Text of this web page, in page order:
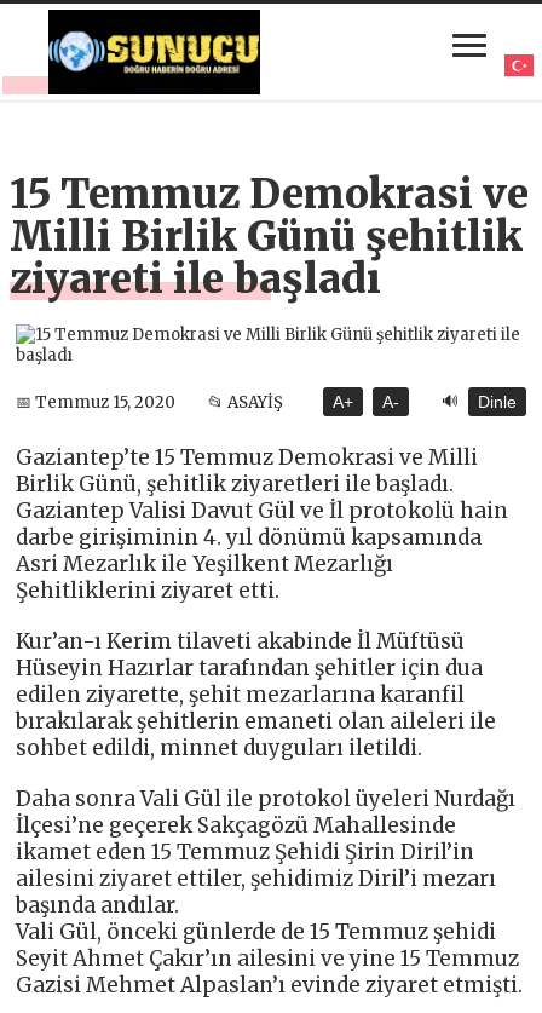
15 Temmuz Demokrasi ve
Milli Birlik Günü şehitlik
ziyareti ile başladı
📅 Temmuz 15, 2020 📂 ASAYİŞ A+ A- 🔊 Dinle
Gaziantep’te 15 Temmuz Demokrasi ve Milli
Birlik Günü, şehitlik ziyaretleri ile başladı.
Gaziantep Valisi Davut Gül ve İl protokolü hain
darbe girişiminin 4. yıl dönümü kapsamında
Asri Mezarlık ile Yeşilkent Mezarlığı
Şehitliklerini ziyaret etti.
Kur’an-ı Kerim tilaveti akabinde İl Müftüsü
Hüseyin Hazırlar tarafından şehitler için dua
edilen ziyarette, şehit mezarlarına karanfil
bırakılarak şehitlerin emaneti olan aileleri ile
sohbet edildi, minnet duyguları iletildi.
Daha sonra Vali Gül ile protokol üyeleri Nurdağı
İlçesi’ne geçerek Sakçagözü Mahallesinde
ikamet eden 15 Temmuz Şehidi Şirin Diril’in
ailesini ziyaret ettiler, şehidimiz Diril’i mezarı
başında andılar.
Vali Gül, önceki günlerde de 15 Temmuz şehidi
Seyit Ahmet Çakır’ın ailesini ve yine 15 Temmuz
Gazisi Mehmet Alpaslan’ı evinde ziyaret etmişti.